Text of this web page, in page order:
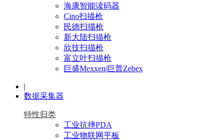
海康智能读码器
Cino扫描枪
民德扫描枪
新大陆扫描枪
欣技扫描枪
富立叶扫描枪
巨盛Mexxen|巨普Zebex
|
数据采集器
特性归类
工业抗摔PDA
工业物联网平板